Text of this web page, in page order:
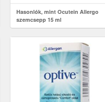
Hasonlók, mint Ocutein Allergo
szemcsepp 15 ml